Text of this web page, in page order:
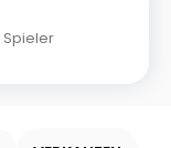
Spieler